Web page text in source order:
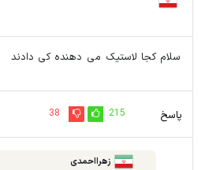
سلام کجا لاستیک می دهنده کی دادند
پاسخ 215
38
زهرااحمدی